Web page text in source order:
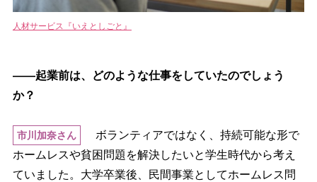
人材サービス『いえとしごと』
――起業前は、どのような仕事をしていたのでしょう
か？
市川加奈さん
ボランティアではなく、持続可能な形で
ホームレスや貧困問題を解決したいと学生時代から考え
ていました。大学卒業後、民間事業としてホームレス問